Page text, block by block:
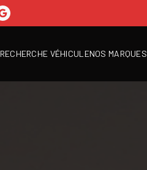
RECHERCHE VÉHICULENOS MARQUES